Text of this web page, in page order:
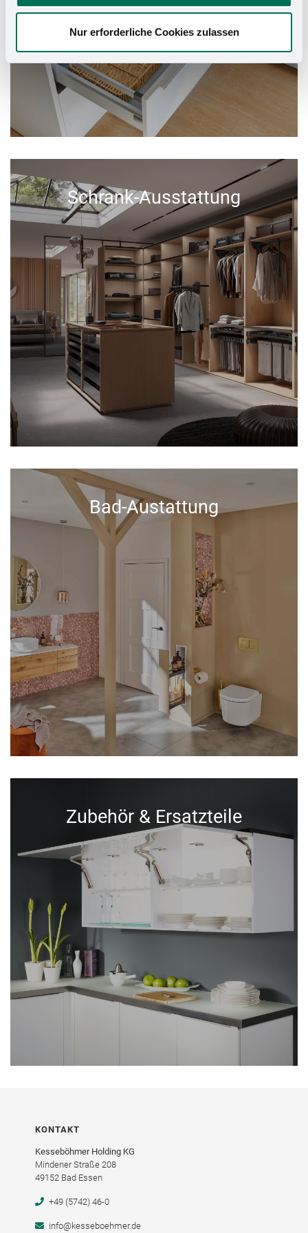
Nur erforderliche Cookies zulassen
Schrank-Ausstattung
Bad-Austattung
Zubehör & Ersatzteile
KONTAKT
Kesseböhmer Holding KG
Mindener Straße 208
49152 Bad Essen
+49 (5742) 46-0
info@kesseboehmer.de